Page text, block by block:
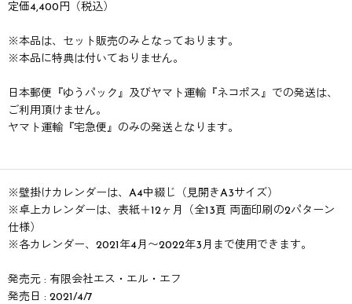
定価4,400円（税込）
※本品は、セット販売のみとなっております。
※本品に特典は付いておりません。
日本郵便『ゆうパック』及びヤマト運輸『ネコポス』での発送は、
ご利用頂けません。
ヤマト運輸『宅急便』のみの発送となります。
※壁掛けカレンダーは、A4中綴じ（見開きA3サイズ）
※卓上カレンダーは、表紙＋12ヶ月（全13頁 両面印刷の2パターン
仕様）
※各カレンダー、2021年4月〜2022年3月まで使用できます。
発売元 : 有限会社エス・エル・エフ
発売日 : 2021/4/7